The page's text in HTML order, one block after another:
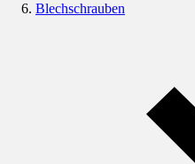
Blechschrauben